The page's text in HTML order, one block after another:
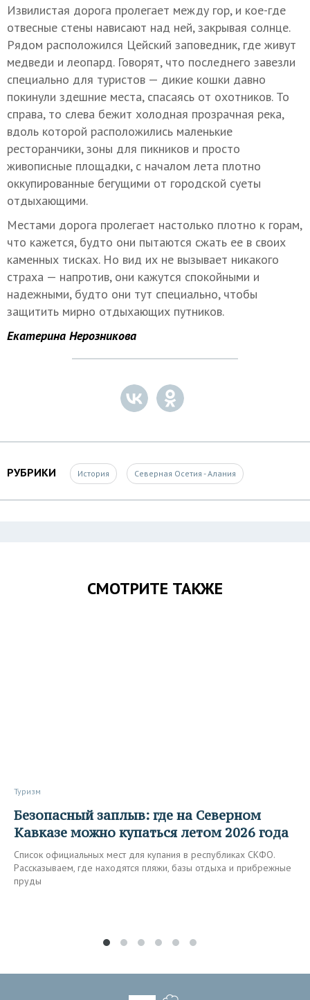
Извилистая дорога пролегает между гор, и кое-где
отвесные стены нависают над ней, закрывая солнце.
Рядом расположился Цейский заповедник, где живут
медведи и леопард. Говорят, что последнего завезли
специально для туристов — дикие кошки давно
покинули здешние места, спасаясь от охотников. То
справа, то слева бежит холодная прозрачная река,
вдоль которой расположились маленькие
ресторанчики, зоны для пикников и просто
живописные площадки, с началом лета плотно
оккупированные бегущими от городской суеты
отдыхающими.
Местами дорога пролегает настолько плотно к горам,
что кажется, будто они пытаются сжать ее в своих
каменных тисках. Но вид их не вызывает никакого
страха — напротив, они кажутся спокойными и
надежными, будто они тут специально, чтобы
защитить мирно отдыхающих путников.
Екатерина Нерозникова
РУБРИКИ История Северная Осетия - Алания
СМОТРИТЕ ТАКЖЕ
Туризм
Безопасный заплыв: где на Северном
Кавказе можно купаться летом 2026 года
Список официальных мест для купания в республиках СКФО.
Рассказываем, где находятся пляжи, базы отдыха и прибрежные
пруды